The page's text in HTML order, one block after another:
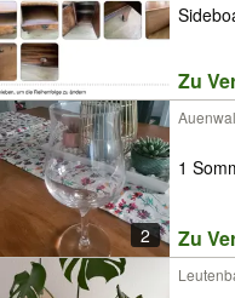
Zu
2
1
Zu